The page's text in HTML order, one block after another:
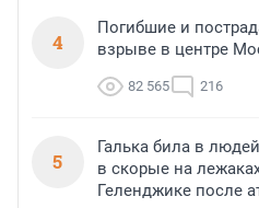
4
Погибшие и
взрыве в центре
82 565 216
5
Галька била в
в скорые на
Геленджике после